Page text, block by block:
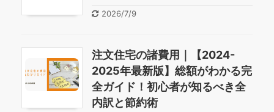
2026/7/9
注文住宅の諸費用｜【2024-
2025年最新版】総額がわかる完
全ガイド！初心者が知るべき全
内訳と節約術